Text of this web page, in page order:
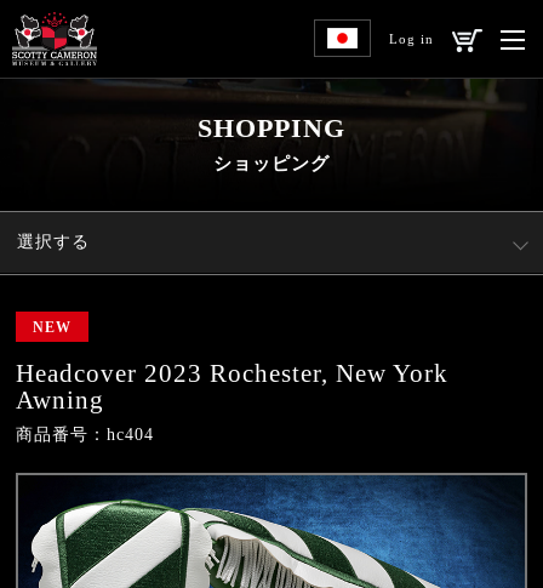
Log in
SHOPPING
ショッピング
選択する
NEW
Headcover 2023 Rochester, New York
Awning
商品番号：hc404